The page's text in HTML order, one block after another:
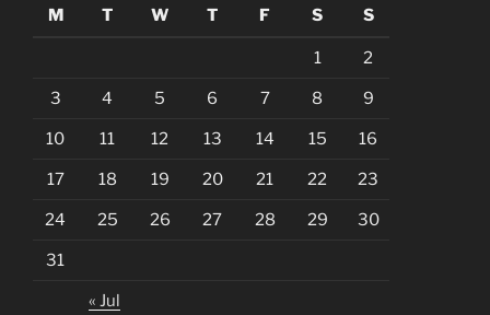
M
T W T F S S
1 2
3 4 5 6 7 8 9
10 11 12 13 14 15 16
17 18 19 20 21 22 23
24 25 26 27 28 29 30
31
« Jul